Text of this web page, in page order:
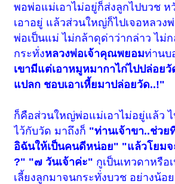
พอพ่อแม่เอาไม่อยู่ก็ส่งลูกไปบวช ห
เอาอยู่ แล้วส่วนใหญ่ก็ไปเจอหลวง
พ่อเป็นแม่ ไม่กล้าดุด่าว่ากล่าว ไม่
กระทั่งหลวงพ่อเจ้าคุณพยอมท่านบ
เขามีแต่เอาหมูหมากาไก่ไปปล่อย
แปลก ชอบเอาเหี้ยมาปล่อยวัด..!"
ก็คือส่วนใหญ่พ่อแม่เอาไม่อยู่แล้ว
ไว้กับวัด มาถึงก็ "ท่านเจ้าขา..ช่วย
อิฉันให้เป็นคนดีหน่อย" "แล้วโยม
?" "๗ วันเจ้าค่ะ" กูเป็นเทวดาหรือ
เลี้ยงลูกมาจนกระทั่งบวช อย่างน้อ